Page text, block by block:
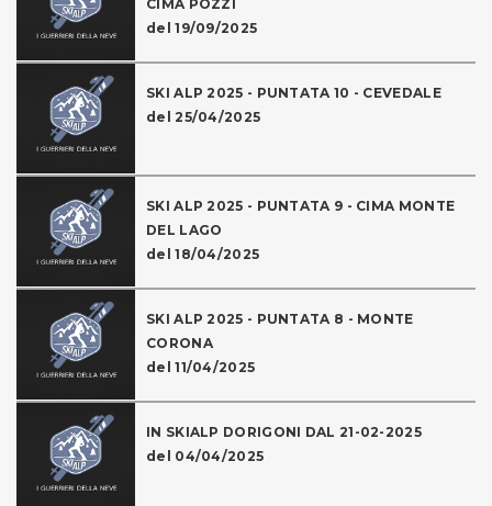
CIMA POZZI
del 19/09/2025
SKI ALP 2025 - PUNTATA 10 - CEVEDALE
del 25/04/2025
SKI ALP 2025 - PUNTATA 9 - CIMA MONTE
DEL LAGO
del 18/04/2025
SKI ALP 2025 - PUNTATA 8 - MONTE
CORONA
del 11/04/2025
IN SKIALP DORIGONI DAL 21-02-2025
del 04/04/2025